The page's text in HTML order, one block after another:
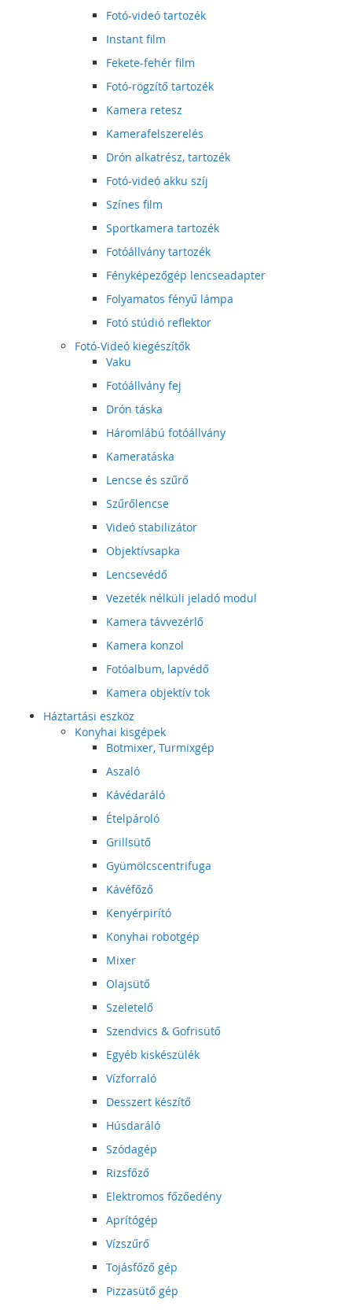
Fotó-videó tartozék
Instant film
Fekete-fehér film
Fotó-rögzítő tartozék
Kamera retesz
Kamerafelszerelés
Drón alkatrész, tartozék
Fotó-videó akku szíj
Színes film
Sportkamera tartozék
Fotóállvány tartozék
Fényképezőgép lencseadapter
Folyamatos fényű lámpa
Fotó stúdió reflektor
Fotó-Videó kiegészítők
Vaku
Fotóállvány fej
Drón táska
Háromlábú fotóállvány
Kameratáska
Lencse és szűrő
Szűrőlencse
Videó stabilizátor
Objektívsapka
Lencsevédő
Vezeték nélküli jeladó modul
Kamera távvezérlő
Kamera konzol
Fotóalbum, lapvédő
Kamera objektív tok
Háztartási eszköz
Konyhai kisgépek
Botmixer, Turmixgép
Aszaló
Kávédaráló
Ételpároló
Grillsütő
Gyümölcscentrifuga
Kávéfőző
Kenyérpirító
Konyhai robotgép
Mixer
Olajsütő
Szeletelő
Szendvics & Gofrisütő
Egyéb kiskészülék
Vízforraló
Desszert készítő
Húsdaráló
Szódagép
Rizsfőző
Elektromos főzőedény
Aprítógép
Vízszűrő
Tojásfőző gép
Pizzasütő gép